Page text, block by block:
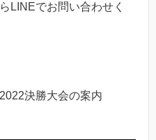
LINEでお問い合わせく
決勝大会の案内